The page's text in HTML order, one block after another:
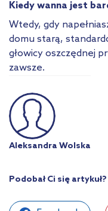
Kiedy wanna jest
Wtedy, gdy
domu starą,
głowicy oszczędnej
zawsze.
Aleksandra Wolska
Podobał Ci się